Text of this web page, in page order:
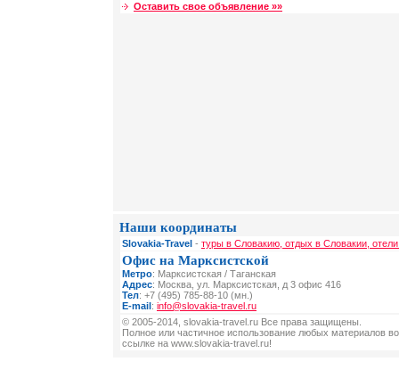
Оставить свое объявление »»
Наши координаты
Slovakia-Travel - туры в Словакию, отдых в Словакии,
Офис на Марксистской
Метро: Марксистская / Таганская
Адрес: Москва, ул. Марксистская, д 3 офис 416
Тел: +7 (495) 785-88-10 (мн.)
E-mail: info@slovakia-travel.ru
© 2005-2014, slovakia-travel.ru Все права защищены.
Полное или частичное использование любых материалов
ссылке на www.slovakia-travel.ru!